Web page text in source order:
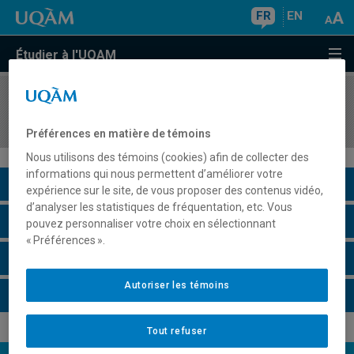
FR EN
Étudier à l'UQAM
COURS//
Description du cours
Horaire - Été 2026
Préférences en matière de témoins
Nous utilisons des témoins (cookies) afin de collecter des
informations qui nous permettent d’améliorer votre
expérience sur le site, de vous proposer des contenus vidéo,
d’analyser les statistiques de fréquentation, etc. Vous
pouvez personnaliser votre choix en sélectionnant
« Préférences ».
Tout refuser
Autoriser les témoins